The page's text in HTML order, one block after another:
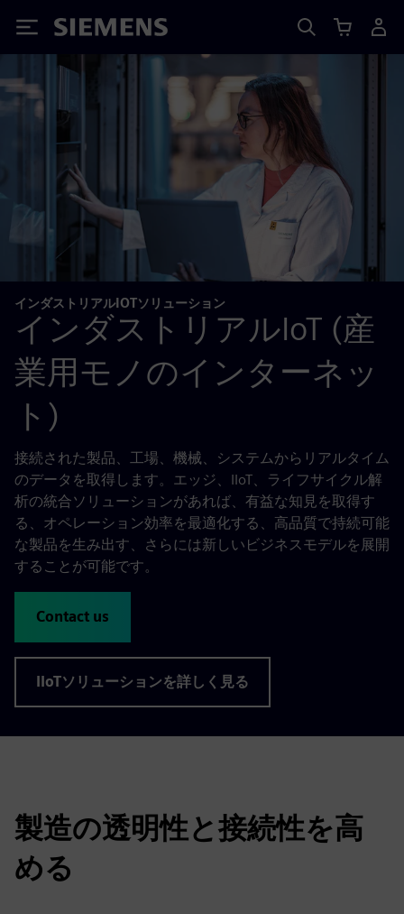
Siemens
インダストリアルIOTソリューション
インダストリアルIoT (産
業用モノのインターネッ
ト)
接続された製品、工場、機械、システムからリアルタイム
のデータを取得します。エッジ、IIoT、ライフサイクル解
析の統合ソリューションがあれば、有益な知見を取得す
る、オペレーション効率を最適化する、高品質で持続可能
な製品を生み出す、さらには新しいビジネスモデルを展開
することが可能です。
Contact us
IIoTソリューションを詳しく見る
製造の透明性と接続性を高
める